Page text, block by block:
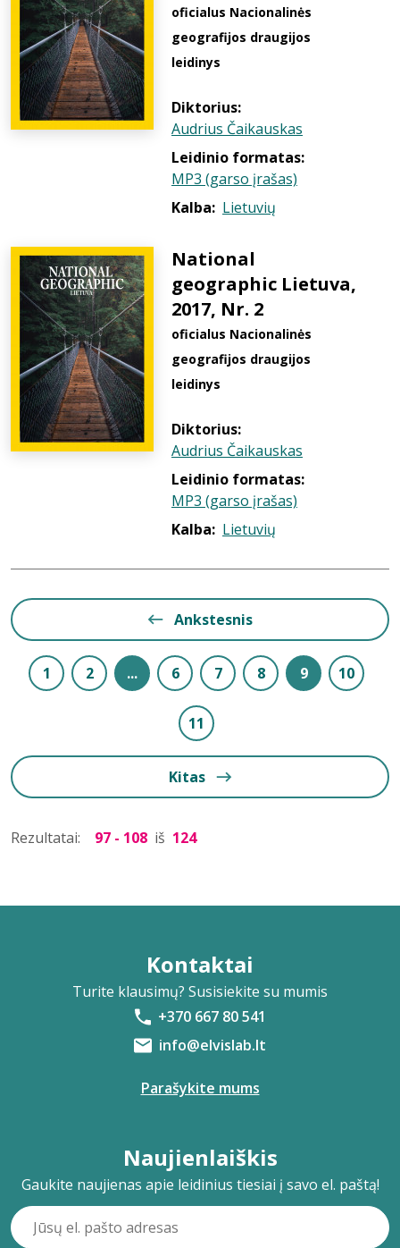
oficialus Nacionalinės
geografijos draugijos
leidinys
Diktorius:
Audrius Čaikauskas
Leidinio formatas:
MP3 (garso įrašas)
Kalba: Lietuvių
National
geographic Lietuva,
2017, Nr. 2
oficialus Nacionalinės
geografijos draugijos
leidinys
Diktorius:
Audrius Čaikauskas
Leidinio formatas:
MP3 (garso įrašas)
Kalba: Lietuvių
Ankstesnis
1 2 ... 6 7 8 9 10
11
Kitas
Rezultatai: 97 - 108 iš 124
Kontaktai
Turite klausimų? Susisiekite su mumis
+370 667 80 541
info@elvislab.lt
Parašykite mums
Naujienlaiškis
Gaukite naujienas apie leidinius tiesiai į savo el. paštą!